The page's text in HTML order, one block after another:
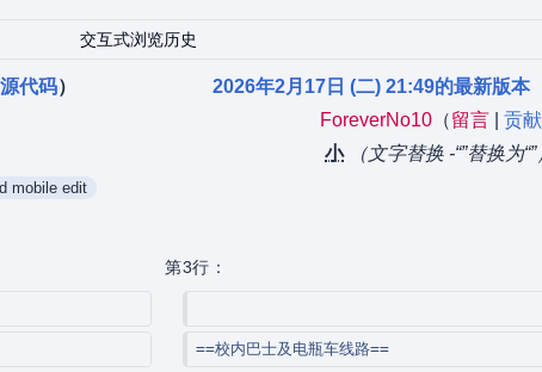
交互式浏览历史
代码）
mobile edit
2026年2月17日 (二) 21:49的最新版本
ForeverNo10（留言| 贡献
小
（文字替换 -“‎”替换为“”
第3行：
==校内巴士及电瓶车线路==